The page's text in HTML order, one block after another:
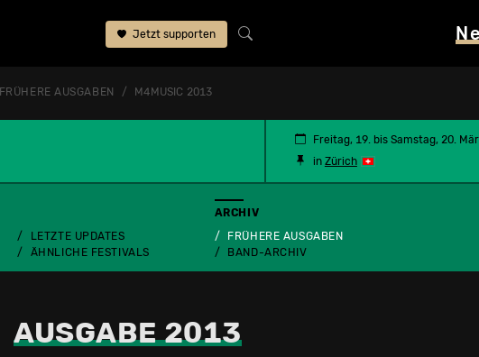
Jetzt supporten
FRÜHERE AUSGABEN M4MUSIC 2013
Freitag, 19. bis Samstag, 20.
in Zürich
LETZTE UPDATES
ÄHNLICHE FESTIVALS
ARCHIV
FRÜHERE AUSGABEN
BAND-ARCHIV
AUSGABE 2013